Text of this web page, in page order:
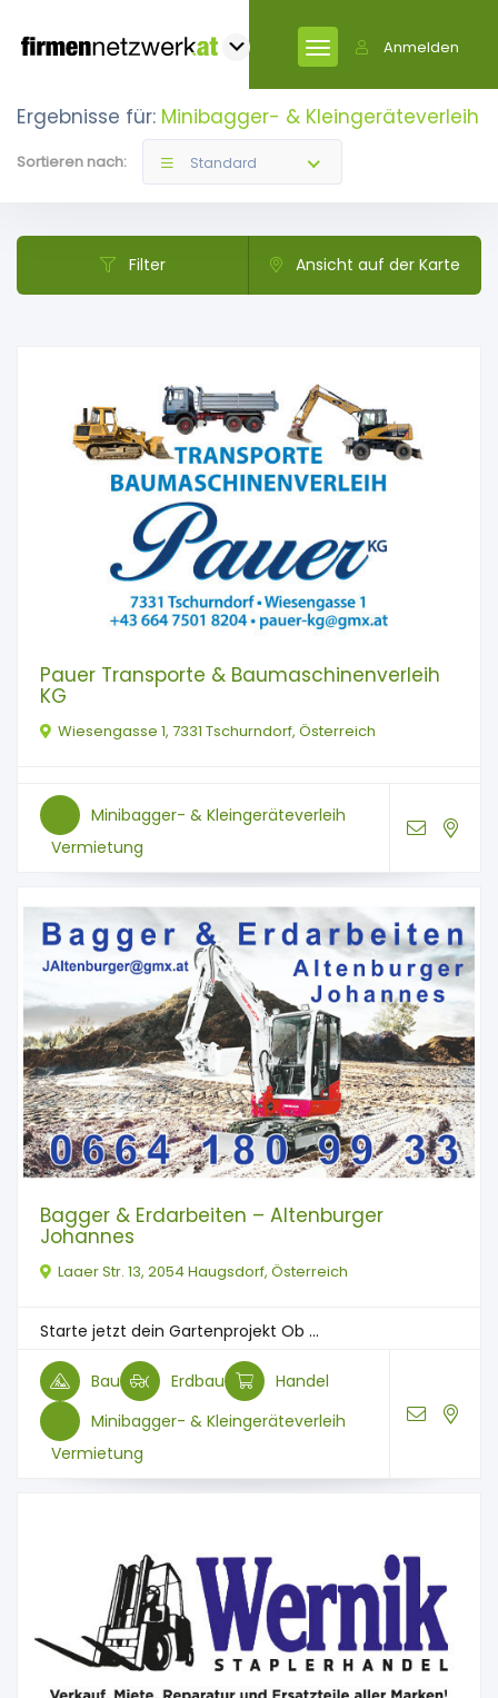
Anmelden
Ergebnisse für: Minibagger- & Kleingeräteverleih
Sortieren nach: Standard
Filter Ansicht auf der Karte
Pauer Transporte & Baumaschinenverleih
KG
Wiesengasse 1, 7331 Tschurndorf, Österreich
Minibagger- & Kleingeräteverleih
Vermietung
Bagger & Erdarbeiten – Altenburger
Johannes
Laaer Str. 13, 2054 Haugsdorf, Österreich
Starte jetzt dein Gartenprojekt Ob ...
Bau Erdbau
Handel
Minibagger- & Kleingeräteverleih
Vermietung